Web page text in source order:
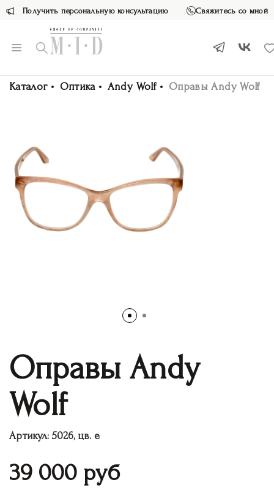
Получить персональную консультацию Свяжитесь со мной
Каталог Оптика Andy Wolf Оправы Andy Wolf
Оправы Andy
Wolf
Артикул: 5026, цв. e
39 000 руб